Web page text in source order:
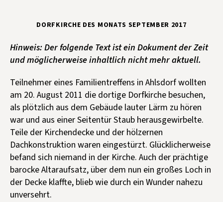
DORFKIRCHE DES MONATS SEPTEMBER 2017
Hinweis: Der folgende Text ist ein Dokument der Zeit
und möglicherweise inhaltlich nicht mehr aktuell.
Teilnehmer eines Familientreffens in Ahlsdorf wollten
am 20. August 2011 die dortige Dorfkirche besuchen,
als plötzlich aus dem Gebäude lauter Lärm zu hören
war und aus einer Seitentür Staub herausgewirbelte.
Teile der Kirchendecke und der hölzernen
Dachkonstruktion waren eingestürzt. Glücklicherweise
befand sich niemand in der Kirche. Auch der prächtige
barocke Altaraufsatz, über dem nun ein großes Loch in
der Decke klaffte, blieb wie durch ein Wunder nahezu
unversehrt.